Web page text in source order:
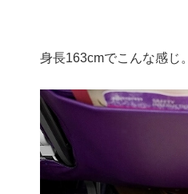
身長163cmでこんな感じ。